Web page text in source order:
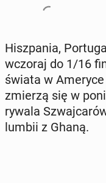
Hisz­pa­nia,
wczoraj do 1/16
świata w Ameryce
zmierzą się w
rywala
lum­bii z Ghaną.